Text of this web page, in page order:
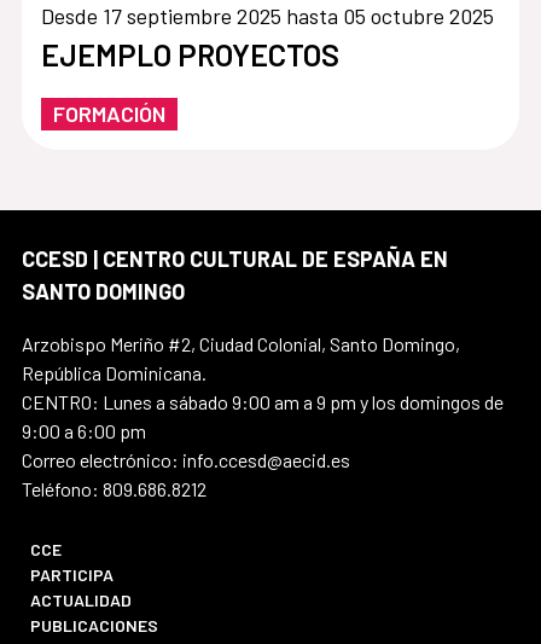
Desde 17 septiembre 2025 hasta 05 octubre 2025
EJEMPLO PROYECTOS
FORMACIÓN
CCESD | CENTRO CULTURAL DE ESPAÑA EN
SANTO DOMINGO
Arzobispo Meriño #2, Ciudad Colonial, Santo Domingo,
República Dominicana.
CENTRO: Lunes a sábado 9:00 am a 9 pm y los domingos de
9:00 a 6:00 pm
Correo electrónico: info.ccesd@aecid.es
Teléfono: 809.686.8212
CCE
PARTICIPA
ACTUALIDAD
PUBLICACIONES